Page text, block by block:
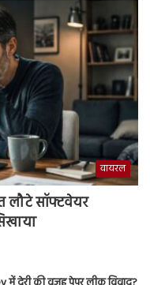
वायरल
लौटे सॉफ्टवेयर